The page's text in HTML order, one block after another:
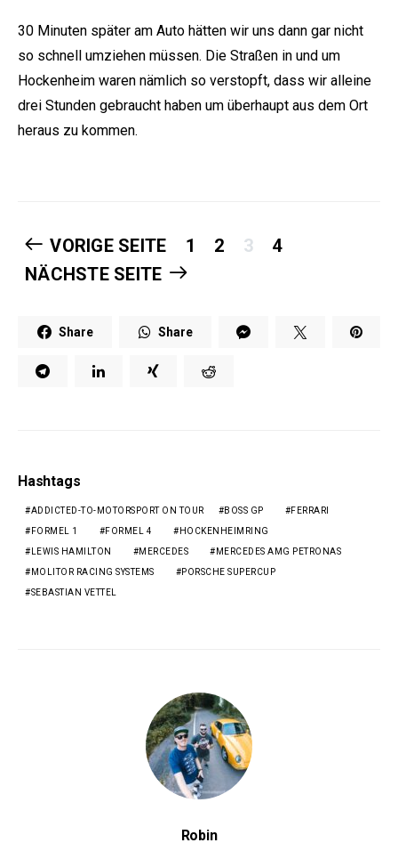
30 Minuten später am Auto hätten wir uns dann gar nicht
so schnell umziehen müssen. Die Straßen in und um
Hockenheim waren nämlich so verstopft, dass wir alleine
drei Stunden gebraucht haben um überhaupt aus dem Ort
heraus zu kommen.
VORIGE SEITE 1 2 3
4
NÄCHSTE SEITE
Share Share
Hashtags
ADDICTED-TO-MOTORSPORT ON TOUR BOSS GP FERRARI
FORMEL 1 FORMEL 4 HOCKENHEIMRING
LEWIS HAMILTON MERCEDES MERCEDES AMG PETRONAS
MOLITOR RACING SYSTEMS PORSCHE SUPERCUP
SEBASTIAN VETTEL
Robin